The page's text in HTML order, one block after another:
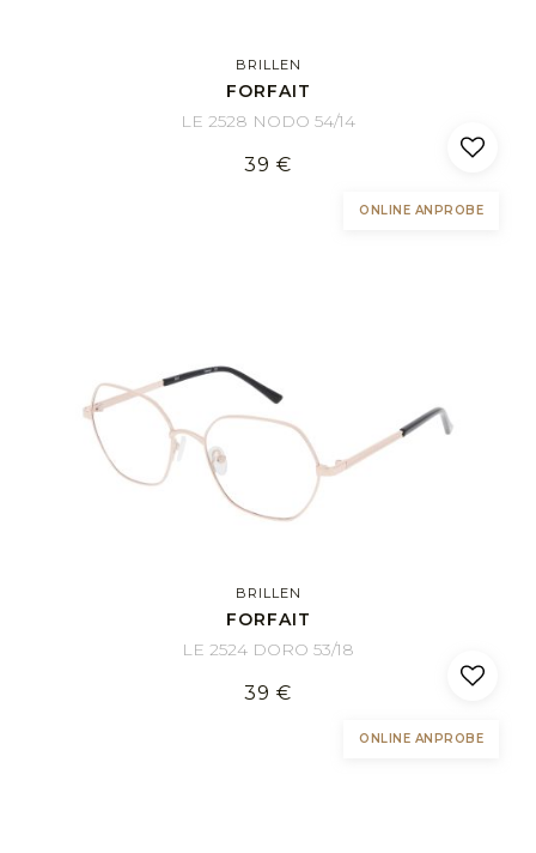
BRILLEN
FORFAIT
LE 2528 NODO 54/14
39 €
ONLINE ANPROBE
BRILLEN
FORFAIT
LE 2524 DORO 53/18
39 €
ONLINE ANPROBE